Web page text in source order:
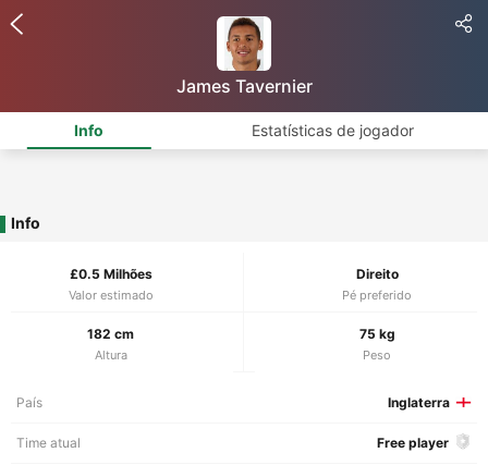
James Tavernier
Info Estatísticas de jogador
Info
£0.5 Milhões
Valor estimado
Direito
Pé preferido
182 cm
Altura
75 kg
Peso
País Inglaterra
Time atual Free player